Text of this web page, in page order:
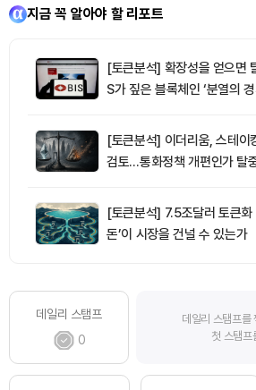
지금 꼭 알아야 할 리포트
[토큰분석] 확장성을 얻으면
S가 짚은 블록체인 ‘분열의 경
[토큰분석] 이더리움, 스테이
검토…통화정책 개편인가 탈
[토큰분석] 7.5조달러 토큰
돈’이 시장을 건널 수 있는가
데일리 스탬프
0
데일리 스탬프를
첫 스탬프